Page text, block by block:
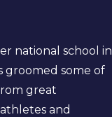
national school in
groomed some of
great
and